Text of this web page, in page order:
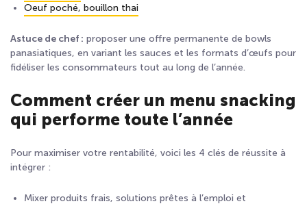
Oeuf poché, bouillon thai
Astuce de chef : proposer une offre permanente de bowls
panasiatiques, en variant les sauces et les formats d’œufs pour
fidéliser les consommateurs tout au long de l’année.
Comment créer un menu snacking
qui performe toute l’année
Pour maximiser votre rentabilité, voici les 4 clés de réussite à
intégrer :
Mixer produits frais, solutions prêtes à l’emploi et